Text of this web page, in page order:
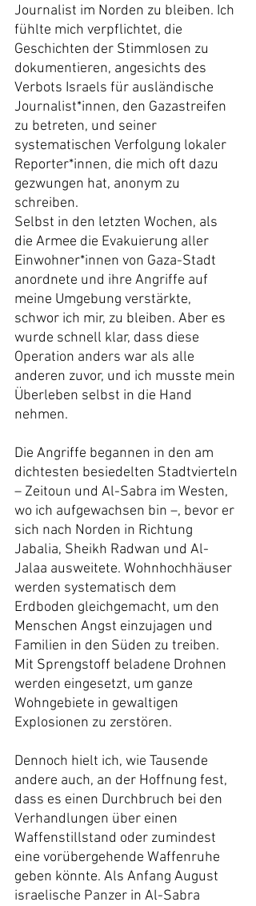
Journalist im Norden zu bleiben. Ich
fühlte mich verpflichtet, die
Geschichten der Stimmlosen zu
dokumentieren, angesichts des
Verbots Israels für ausländische
Journalist*innen, den Gazastreifen
zu betreten, und seiner
systematischen Verfolgung lokaler
Reporter*innen, die mich oft dazu
gezwungen hat, anonym zu
schreiben.
Selbst in den letzten Wochen, als
die Armee die Evakuierung aller
Einwohner*innen von Gaza-Stadt
anordnete und ihre Angriffe auf
meine Umgebung verstärkte,
schwor ich mir, zu bleiben. Aber es
wurde schnell klar, dass diese
Operation anders war als alle
anderen zuvor, und ich musste mein
Überleben selbst in die Hand
nehmen.
Die Angriffe begannen in den am
dichtesten besiedelten Stadtvierteln
– Zeitoun und Al-Sabra im Westen,
wo ich aufgewachsen bin –, bevor er
sich nach Norden in Richtung
Jabalia, Sheikh Radwan und Al-
Jalaa ausweitete. Wohnhochhäuser
werden systematisch dem
Erdboden gleichgemacht, um den
Menschen Angst einzujagen und
Familien in den Süden zu treiben.
Mit Sprengstoff beladene Drohnen
werden eingesetzt, um ganze
Wohngebiete in gewaltigen
Explosionen zu zerstören.
Dennoch hielt ich, wie Tausende
andere auch, an der Hoffnung fest,
dass es einen Durchbruch bei den
Verhandlungen über einen
Waffenstillstand oder zumindest
eine vorübergehende Waffenruhe
geben könnte. Als Anfang August
israelische Panzer in Al-Sabra